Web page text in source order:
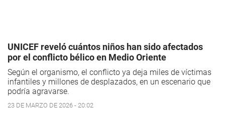
UNICEF reveló cuántos niños han sido afectados
por el conflicto bélico en Medio Oriente
Según el organismo, el conflicto ya deja miles de víctimas
infantiles y millones de desplazados, en un escenario que
podría agravarse.
23 DE MARZO DE 2026 - 20:02